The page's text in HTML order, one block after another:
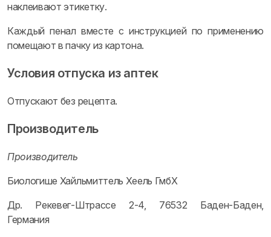
наклеивают этикетку.
Каждый пенал вместе с инструкцией по применению
помещают в пачку из картона.
Условия отпуска из аптек
Отпускают без рецепта.
Производитель
Производитель
Биологише Хайльмиттель Хеель ГмбХ
Др. Рекевег-Штрассе 2-4, 76532 Баден-Баден,
Германия